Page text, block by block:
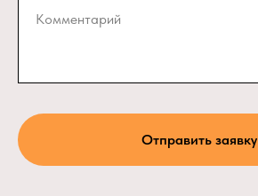
Комментарий
Отправить заявку